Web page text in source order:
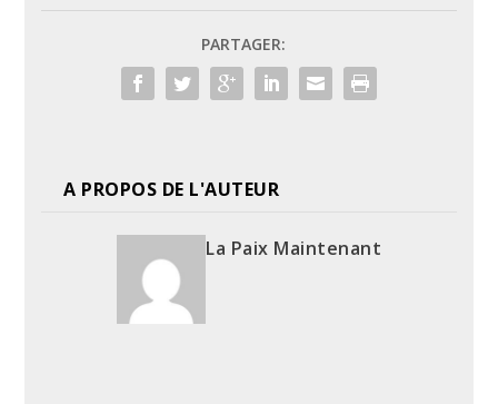
PARTAGER:
A PROPOS DE L'AUTEUR
La Paix Maintenant